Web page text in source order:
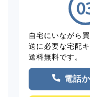
自宅にいながら
送に必要な宅配
送料無料です。
電話